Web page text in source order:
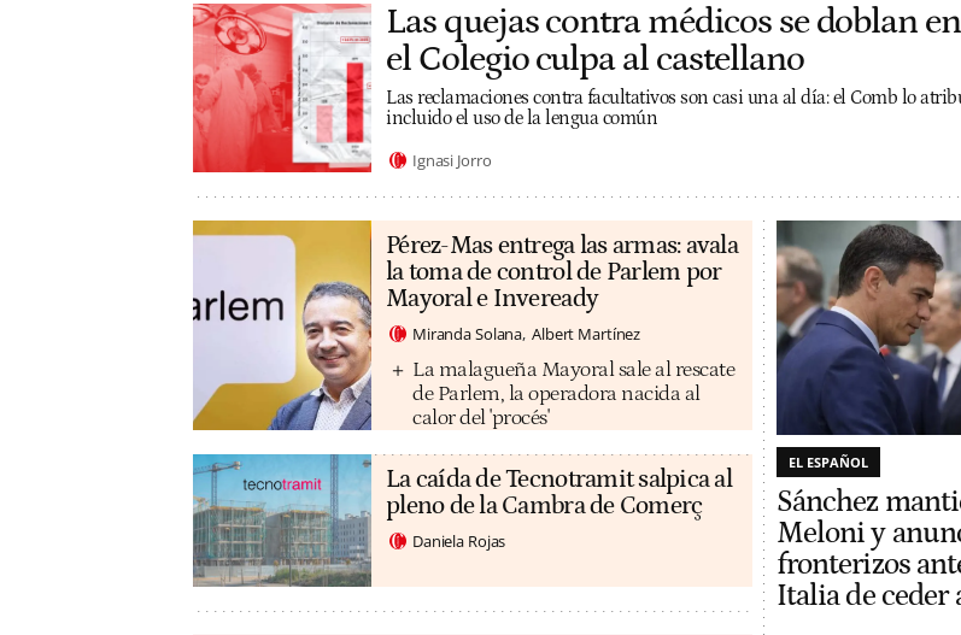
Las quejas contra médicos se doblan
el Colegio culpa al castellano
Las reclamaciones contra facultativos son casi una al día: el Comb lo
incluido el uso de la lengua común
Ignasi Jorro
Pérez-Mas entrega las armas: avala
la toma de control de Parlem por
Mayoral e Inveready
Miranda Solana Albert Martínez
La malagueña Mayoral sale al rescate
de Parlem, la operadora nacida al
calor del 'procés'
La caída de Tecnotramit salpica al
pleno de la Cambra de Comerç
Daniela Rojas
EL ESPAÑOL
Sánchez
Meloni y
fronterizos
Italia de